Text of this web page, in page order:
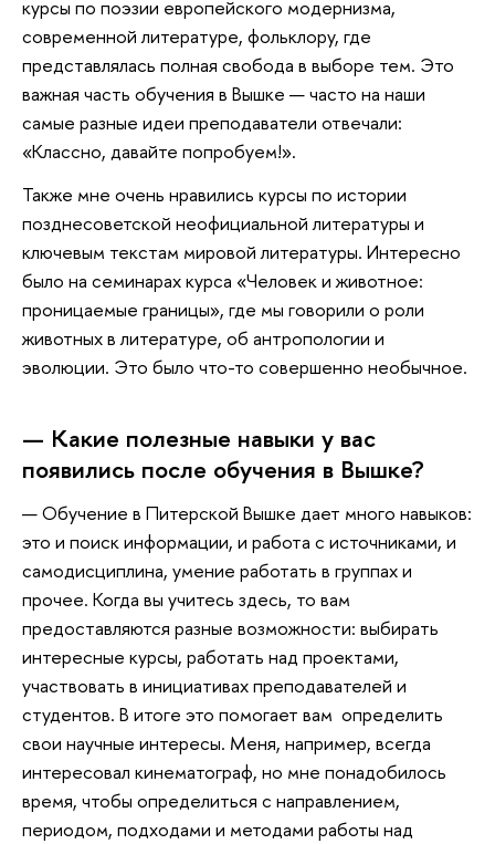
курсы по поэзии европейского модернизма,
современной литературе, фольклору, где
представлялась полная свобода в выборе тем. Это
важная часть обучения в Вышке — часто на наши
самые разные идеи преподаватели отвечали:
«Классно, давайте попробуем!».
Также мне очень нравились курсы по истории
позднесоветской неофициальной литературы и
ключевым текстам мировой литературы. Интересно
было на семинарах курса «Человек и животное:
проницаемые границы», где мы говорили о роли
животных в литературе, об антропологии и
эволюции. Это было что-то совершенно необычное.
— Какие полезные навыки у вас
появились после обучения в Вышке?
— Обучение в Питерской Вышке дает много навыков:
это и поиск информации, и работа с источниками, и
самодисциплина, умение работать в группах и
прочее. Когда вы учитесь здесь, то вам
предоставляются разные возможности: выбирать
интересные курсы, работать над проектами,
участвовать в инициативах преподавателей и
студентов. В итоге это помогает вам определить
свои научные интересы. Меня, например, всегда
интересовал кинематограф, но мне понадобилось
время, чтобы определиться с направлением,
периодом, подходами и методами работы над